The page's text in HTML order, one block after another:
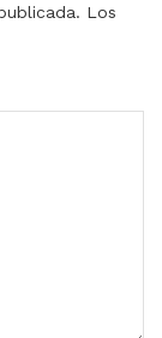
Los